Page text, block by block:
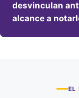
desvinculan
alcance a
EL